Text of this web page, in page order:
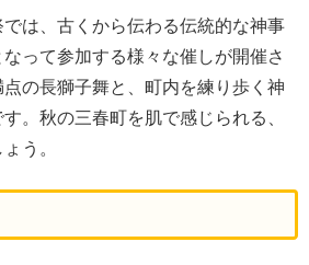
は、古くから伝わる伝統的な神事
って参加する様々な催しが開催さ
の長獅子舞と、町内を練り歩く神
。秋の三春町を肌で感じられる、
う。